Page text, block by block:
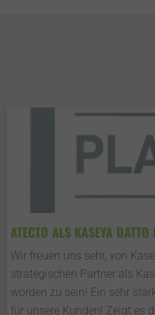
ATECTO ALS KASEYA
Wir freuen uns sehr, von
strategischen Partner als
worden zu sein! Ein sehr
für unsere Kunden! Zeigt es